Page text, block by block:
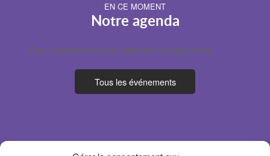
EN CE MOMENT
Notre agenda
Pas d'événement actuellement programmé.
Tous les événements